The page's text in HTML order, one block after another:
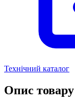
Технічний каталог
Опис товару